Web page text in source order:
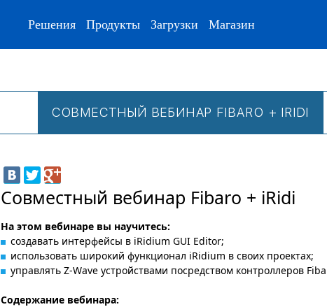
Решения Продукты Загрузки Магазин
СОВМЕСТНЫЙ ВЕБИНАР FIBARO + IRIDI
Совместный вебинар Fibaro + iRidi
На этом вебинаре вы научитесь:
создавать интерфейсы в iRidium GUI Editor;
использовать широкий функционал iRidium в своих проектах;
управлять Z-Wave устройствами посредством контроллеров
Содержание вебинара: